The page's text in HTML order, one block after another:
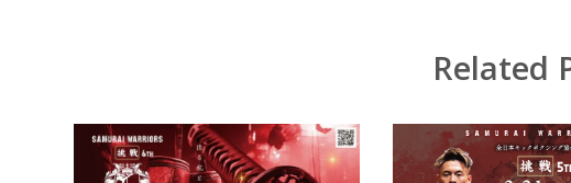
Related